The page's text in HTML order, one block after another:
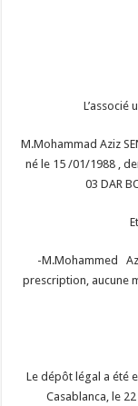
L’associé
M.Mohammad Aziz
né le 15 /01/1988 ,
03 DAR
-M.Mohammed
prescription, aucune
Le dépôt légal a été
Casablanca, le